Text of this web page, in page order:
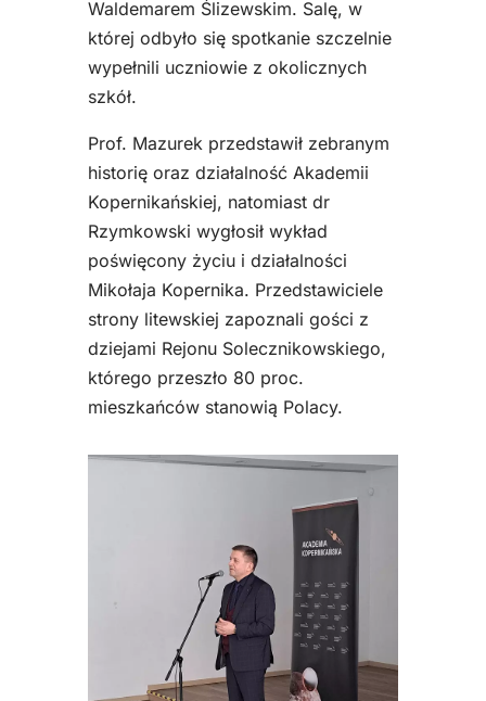
Waldemarem Ślizewskim. Salę, w
której odbyło się spotkanie szczelnie
wypełnili uczniowie z okolicznych
szkół.
Prof. Mazurek przedstawił zebranym
historię oraz działalność Akademii
Kopernikańskiej, natomiast dr
Rzymkowski wygłosił wykład
poświęcony życiu i działalności
Mikołaja Kopernika. Przedstawiciele
strony litewskiej zapoznali gości z
dziejami Rejonu Solecznikowskiego,
którego przeszło 80 proc.
mieszkańców stanowią Polacy.